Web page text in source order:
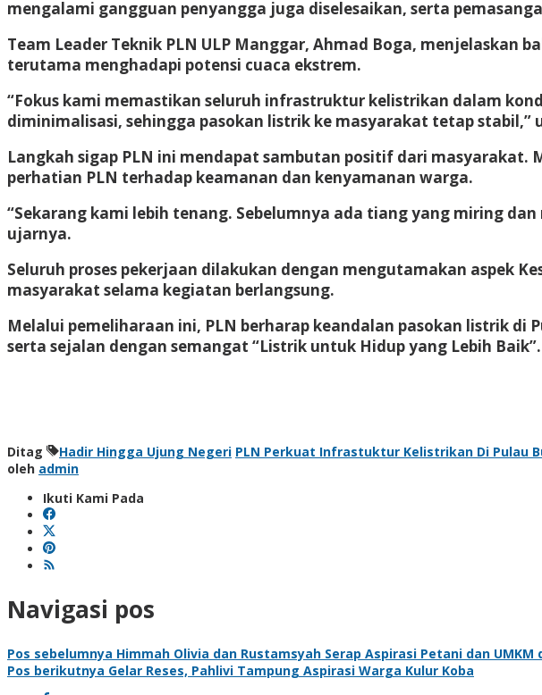
mengalami gangguan penyangga juga diselesaikan, serta
Team Leader Teknik PLN ULP Manggar, Ahmad Boga,
terutama menghadapi potensi cuaca ekstrem.
“Fokus kami memastikan seluruh infrastruktur kelistrikan dalam
diminimalisasi, sehingga pasokan listrik ke masyarakat tetap stabil,”
Langkah sigap PLN ini mendapat sambutan positif dari masyarakat.
perhatian PLN terhadap keamanan dan kenyamanan warga.
“Sekarang kami lebih tenang. Sebelumnya ada tiang yang miring
ujarnya.
Seluruh proses pekerjaan dilakukan dengan mengutamakan aspek
masyarakat selama kegiatan berlangsung.
Melalui pemeliharaan ini, PLN berharap keandalan pasokan listrik
serta sejalan dengan semangat “Listrik untuk Hidup yang Lebih Baik”.
Ditag Hadir Hingga Ujung Negeri PLN Perkuat Infrastuktur Kelistrikan Di Pulau
oleh admin
Ikuti Kami Pada
Navigasi pos
Pos sebelumnya Himmah Olivia dan Rustamsyah Serap Aspirasi Petani dan UMKM
Pos berikutnya Gelar Reses, Pahlivi Tampung Aspirasi Warga Kulur Koba